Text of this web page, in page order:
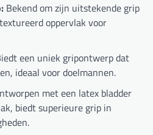
Bekend om zijn uitstekende grip
oppervlak voor
een uniek gripontwerp dat
ideaal voor doelmannen.
met een latex bladder
biedt superieure grip in